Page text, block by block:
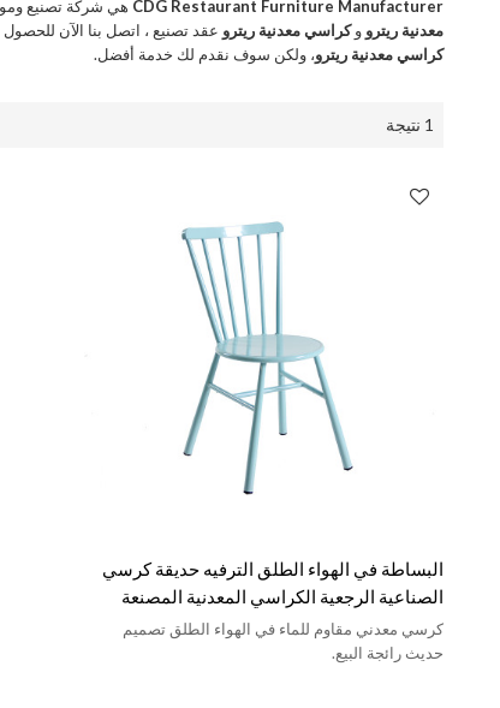
CDG Restaurant Furniture Manufacturer هي شركة تصنيع
معدنية ريترو وكراسي معدنية ريترو عقد تصنيع ، اتصل بنا الآن
كراسي معدنية ريترو، ولكن سوف نقدم لك خدمة أفضل.
1 نتيجة
البساطة في الهواء الطلق الترفيه حديقة كرسي
الصناعية الرجعية الكراسي المعدنية المصنعة
كرسي معدني مقاوم للماء في الهواء الطلق تصميم
حديث رائجة البيع.